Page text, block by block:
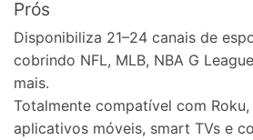
Prós
Disponibiliza 21–24 canais de
cobrindo NFL, MLB, NBA G
mais.
Totalmente compatível com Roku,
aplicativos móveis, smart TVs e